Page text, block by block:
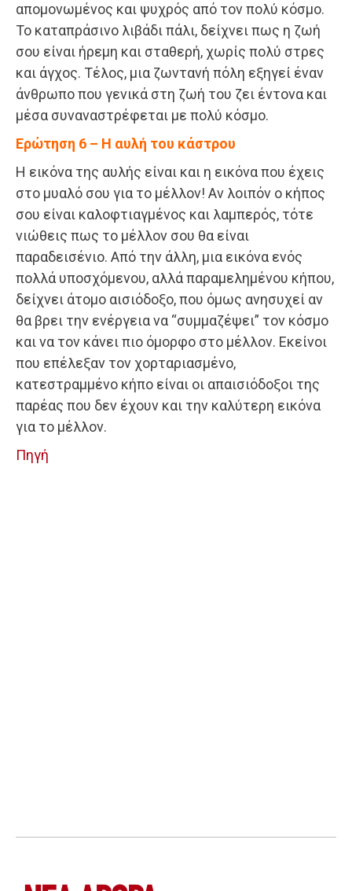
απομονωμένος και ψυχρός από τον πολύ κόσμο.
Το καταπράσινο λιβάδι πάλι, δείχνει πως η ζωή
σου είναι ήρεμη και σταθερή, χωρίς πολύ στρες
και άγχος. Τέλος, μια ζωντανή πόλη εξηγεί έναν
άνθρωπο που γενικά στη ζωή του ζει έντονα και
μέσα συναναστρέφεται με πολύ κόσμο.
Ερώτηση 6 – Η αυλή του κάστρου
Η εικόνα της αυλής είναι και η εικόνα που έχεις
στο μυαλό σου για το μέλλον! Αν λοιπόν ο κήπος
σου είναι καλοφτιαγμένος και λαμπερός, τότε
νιώθεις πως το μέλλον σου θα είναι
παραδεισένιο. Από την άλλη, μια εικόνα ενός
πολλά υποσχόμενου, αλλά παραμελημένου κήπου,
δείχνει άτομο αισιόδοξο, που όμως ανησυχεί αν
θα βρει την ενέργεια να “συμμαζέψει” τον κόσμο
και να τον κάνει πιο όμορφο στο μέλλον. Εκείνοι
που επέλεξαν τον χορταριασμένο,
κατεστραμμένο κήπο είναι οι απαισιόδοξοι της
παρέας που δεν έχουν και την καλύτερη εικόνα
για το μέλλον.
Πηγή